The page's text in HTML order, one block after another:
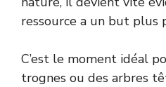
ressource a un but plus
C’est le moment idéal
trognes ou des arbres